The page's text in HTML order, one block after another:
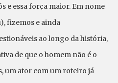
e essa força maior. Em nome
fizemos e ainda
ao longo da história,
de que o homem não é o
um ator com um roteiro já